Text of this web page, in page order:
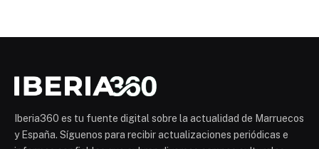
Iberia360 es tu fuente digital sobre la actualidad de Marruecos
y España. Síguenos para recibir actualizaciones periódicas e